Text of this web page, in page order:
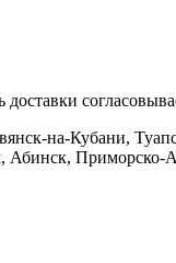
на-Кубани,
Абинск,